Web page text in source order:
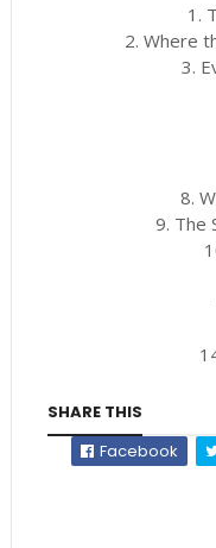
1.
2. Where
3.
8.
9. The
SHARE THIS
Facebook